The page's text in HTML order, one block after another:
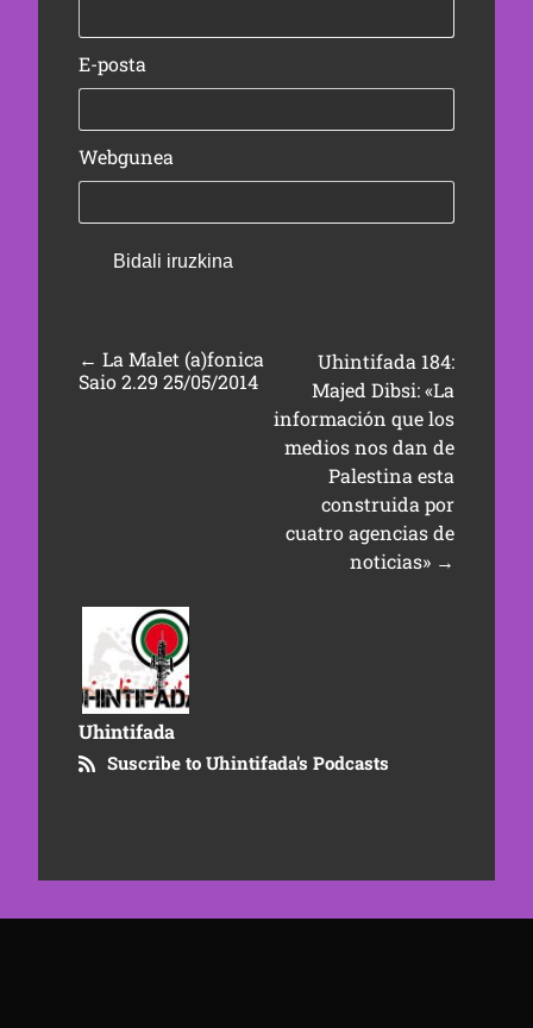
E-posta
Webgunea
← La Malet (a)fonica
Saio 2.29 25/05/2014
Uhintifada 184:
Majed Dibsi: «La
información que los
medios nos dan de
Palestina esta
construida por
cuatro agencias de
noticias» →
Uhintifada
Suscribe to Uhintifada's Podcasts